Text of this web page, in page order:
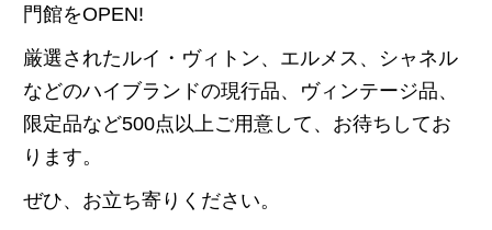
門館をOPEN!
厳選されたルイ・ヴィトン、エルメス、シャネル
などのハイブランドの現行品、ヴィンテージ品、
限定品など500点以上ご用意して、お待ちしてお
ります。
ぜひ、お立ち寄りください。